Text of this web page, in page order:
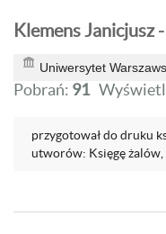
Klemens Janicjusz
Uniwersytet
Pobrań: 91
przygotował do druku
utworów: Księgę żalów,